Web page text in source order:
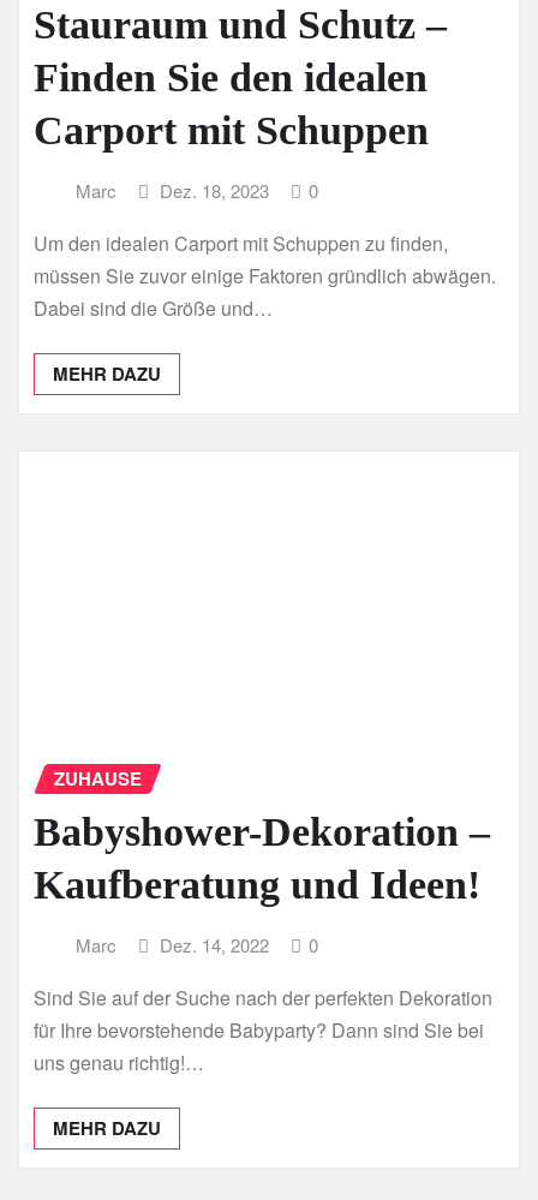
Stauraum und Schutz –
Finden Sie den idealen
Carport mit Schuppen
Marc Dez. 18, 2023 0
Um den idealen Carport mit Schuppen zu finden,
müssen Sie zuvor einige Faktoren gründlich abwägen.
Dabei sind die Größe und…
MEHR DAZU
ZUHAUSE
Babyshower-Dekoration –
Kaufberatung und Ideen!
Marc Dez. 14, 2022 0
Sind Sie auf der Suche nach der perfekten Dekoration
für Ihre bevorstehende Babyparty? Dann sind Sie bei
uns genau richtig!…
MEHR DAZU